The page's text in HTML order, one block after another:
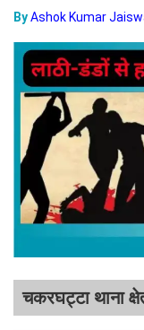
ByAshok Kumar
चकरघट्टा थाना